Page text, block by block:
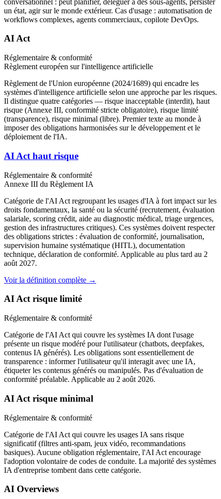
un état, agir sur le monde extérieur. Cas d'usage : automatisation de
workflows complexes, agents commerciaux, copilote DevOps.
AI Act
Réglementaire & conformité
Règlement européen sur l'intelligence artificielle
Règlement de l'Union européenne (2024/1689) qui encadre les
systèmes d'intelligence artificielle selon une approche par les risques.
Il distingue quatre catégories — risque inacceptable (interdit), haut
risque (Annexe III, conformité stricte obligatoire), risque limité
(transparence), risque minimal (libre). Premier texte au monde à
imposer des obligations harmonisées sur le développement et le
déploiement de l'IA.
AI Act haut risque
Réglementaire & conformité
Annexe III du Règlement IA
Catégorie de l'AI Act regroupant les usages d'IA à fort impact sur les
droits fondamentaux, la santé ou la sécurité (recrutement, évaluation
salariale, scoring crédit, aide au diagnostic médical, triage urgences,
gestion des infrastructures critiques). Ces systèmes doivent respecter
des obligations strictes : évaluation de conformité, journalisation,
supervision humaine systématique (HITL), documentation
technique, déclaration de conformité. Applicable au plus tard au 2
août 2027.
Voir la définition complète →
AI Act risque limité
Réglementaire & conformité
Catégorie de l'AI Act qui couvre les systèmes IA dont l'usage
présente un risque modéré pour l'utilisateur (chatbots, deepfakes,
contenus IA générés). Les obligations sont essentiellement de
transparence : informer l'utilisateur qu'il interagit avec une IA,
étiqueter les contenus générés ou manipulés. Pas d'évaluation de
conformité préalable. Applicable au 2 août 2026.
AI Act risque minimal
Réglementaire & conformité
Catégorie de l'AI Act qui couvre les usages IA sans risque
significatif (filtres anti-spam, jeux vidéo, recommandations
basiques). Aucune obligation réglementaire, l'AI Act encourage
l'adoption volontaire de codes de conduite. La majorité des systèmes
IA d'entreprise tombent dans cette catégorie.
AI Overviews